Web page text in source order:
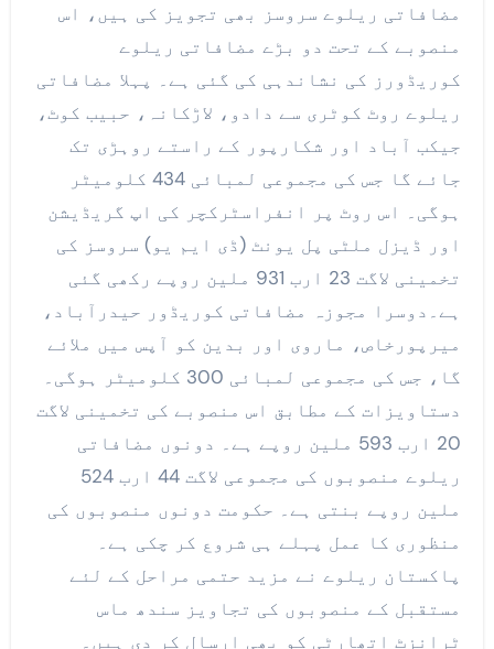
مضافاتی ریلوے سروسز بھی تجویز کی ہیں، اس
منصوبے کے تحت دو بڑے مضافاتی ریلوے
کوریڈورز کی نشاندہی کی گئی ہے۔ پہلا مضافاتی
ریلوے روٹ کوٹری سے دادو، لاڑکانہ، حبیب کوٹ،
جیکب آباد اور شکارپور کے راستے روہڑی تک
جائے گا جس کی مجموعی لمبائی 434 کلومیٹر
ہوگی۔ اس روٹ پر انفراسٹرکچر کی اپ گریڈیشن
اور ڈیزل ملٹی پل یونٹ (ڈی ایم یو) سروسز کی
تخمینی لاگت 23 ارب 931 ملین روپے رکھی گئی
ہے۔دوسرا مجوزہ مضافاتی کوریڈور حیدرآباد،
میرپورخاص، ماروی اور بدین کو آپس میں ملائے
گا، جس کی مجموعی لمبائی 300 کلومیٹر ہوگی۔
دستاویزات کے مطابق اس منصوبے کی تخمینی لاگت
20 ارب 593 ملین روپے ہے۔ دونوں مضافاتی
ریلوے منصوبوں کی مجموعی لاگت 44 ارب 524
ملین روپے بنتی ہے۔ حکومت دونوں منصوبوں کی
منظوری کا عمل پہلے ہی شروع کر چکی ہے۔
پاکستان ریلوے نے مزید حتمی مراحل کے لئے
مستقبل کے منصوبوں کی تجاویز سندھ ماس
ٹرانزٹ اتھارٹی کو بھی ارسال کر دی ہیں۔